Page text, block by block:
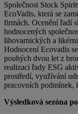
Společnost Stock
EcoVadis, která se
firmách. Ocenění řadí
hodnocených
lihovarnických a
Hodnocení Ecovadis
pouhých dvou let z
realizaci řady ESG
prostředí, využívání
pracovních podmínek,
Výsledková sezóna